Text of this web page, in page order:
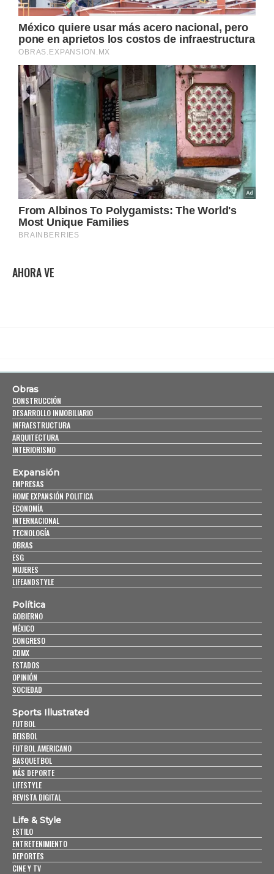
AHORA VE
Obras
CONSTRUCCIÓN
DESARROLLO INMOBILIARIO
INFRAESTRUCTURA
ARQUITECTURA
INTERIORISMO
Expansión
EMPRESAS
HOME EXPANSIÓN POLITICA
ECONOMÍA
INTERNACIONAL
TECNOLOGÍA
OBRAS
ESG
MUJERES
LIFEANDSTYLE
Política
GOBIERNO
MÉXICO
CONGRESO
CDMX
ESTADOS
OPINIÓN
SOCIEDAD
Sports Illustrated
FUTBOL
BEISBOL
FUTBOL AMERICANO
BASQUETBOL
MÁS DEPORTE
LIFESTYLE
REVISTA DIGITAL
Life & Style
ESTILO
ENTRETENIMIENTO
DEPORTES
CINE Y TV